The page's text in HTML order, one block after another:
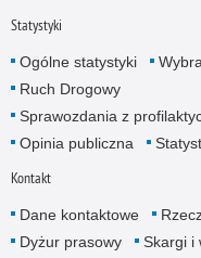
Statystyki
Ogólne statystyki
Ruch Drogowy
Sprawozdania z
Opinia publiczna
Kontakt
Dane kontaktowe
Dyżur prasowy
Skargi i